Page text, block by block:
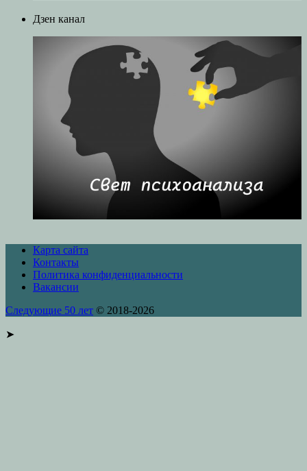
Дзен канал
Карта сайта
Контакты
Политика конфиденциальности
Вакансии
Следующие 50 лет © 2018-2026
➤